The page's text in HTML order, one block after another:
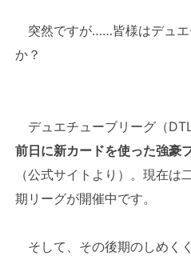
突然ですが……皆様はデュエ
か？
デュエチューブリーグ（
前日に新カードを使った強豪
（公式サイトより）。現在
期リーグが開催中です。
そして、その後期のしめく